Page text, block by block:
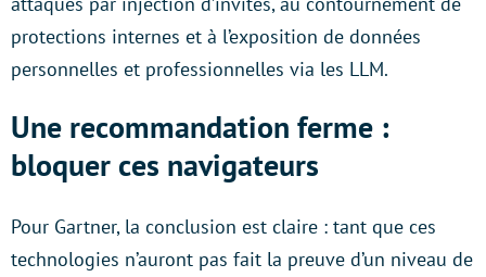
protections internes et à l’exposition de données
personnelles et professionnelles via les LLM.
Une recommandation ferme :
bloquer ces navigateurs
Pour Gartner, la conclusion est claire : tant que ces
technologies n’auront pas fait la preuve d’un niveau de